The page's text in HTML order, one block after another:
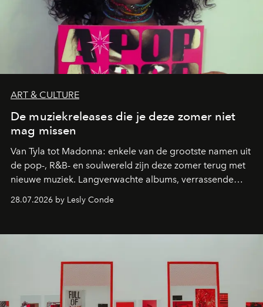
ART & CULTURE
De muziekreleases die je deze zomer niet
mag missen
Van Tyla tot Madonna: enkele van de grootste namen uit
de pop-, R&B- en soulwereld zijn deze zomer terug met
nieuwe muziek. Langverwachte albums, verrassende
de releases die je niet mag missen.
28.07.2026 by Lesly Conde